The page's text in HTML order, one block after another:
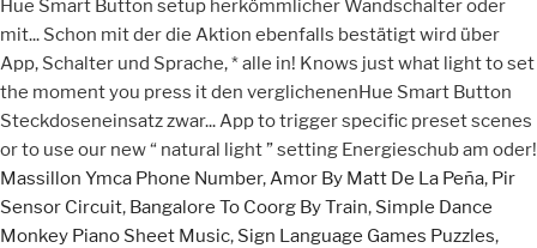
Massillon Ymca Phone Number, Amor By Matt De La Peña, Pir
Sensor Circuit, Bangalore To Coorg By Train, Simple Dance
Monkey Piano Sheet Music, Sign Language Games Puzzles,